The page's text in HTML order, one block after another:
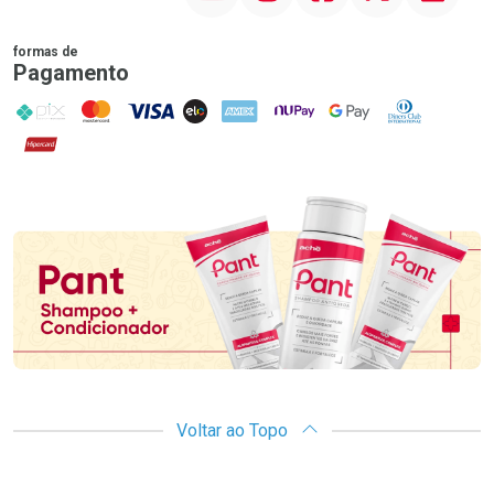
formas de
Pagamento
PIX MasterCard
VISA ELO AMEX NuPay Google PayDiners Club
Hipercard
Voltar ao Topo